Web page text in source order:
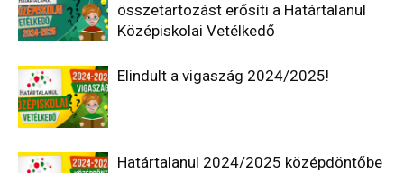
összetartozást erősíti a Határtalanul
Középiskolai Vetélkedő
Elindult a vigaszág 2024/2025!
Határtalanul 2024/2025 középdöntőbe